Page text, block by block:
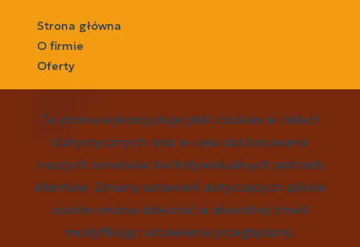
Strona główna
O firmie
Oferty
Zgłoszenia
Rodo
social media
Ta strona wykorzystuje pliki cookies w celach
statystycznych oraz w celu dostosowania
naszych serwisów do indywidualnych potrzeb
klientów. Zmiany ustawień dotyczących plików
cookie można dokonać w dowolnej chwili
modyfikując ustawienia przeglądarki.